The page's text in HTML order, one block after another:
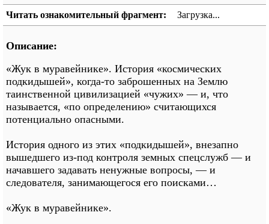
Читать ознакомительный фрагмент: Загрузка...
Описание:
«Жук в муравейнике». История «космических
подкидышей», когда-то заброшенных на Землю
таинственной цивилизацией «чужих» — и, что
называется, «по определению» считающихся
потенциально опасными.
История одного из этих «подкидышей», внезапно
вышедшего из-под контроля земных спецслужб — и
начавшего задавать ненужные вопросы, — и
следователя, занимающегося его поисками…
«Жук в муравейнике».